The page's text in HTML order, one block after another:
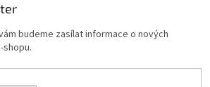
budeme zasílat informace o nových